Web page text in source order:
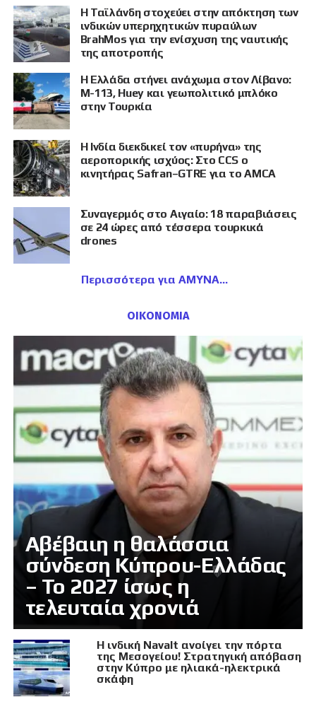
Η Ταϊλάνδη στοχεύει στην απόκτηση των
ινδικών υπερηχητικών πυραύλων
BrahMos για την ενίσχυση της ναυτικής
της αποτροπής
Η Ελλάδα στήνει ανάχωμα στον Λίβανο:
M-113, Huey και γεωπολιτικό μπλόκο
στην Τουρκία
Η Ινδία διεκδικεί τον «πυρήνα» της
αεροπορικής ισχύος: Στο CCS ο
κινητήρας Safran–GTRE για το AMCA
Συναγερμός στο Αιγαίο: 18 παραβιάσεις
σε 24 ώρες από τέσσερα τουρκικά
drones
Περισσότερα για ΑΜΥΝΑ
ΟΙΚΟΝΟΜΙΑ
Αβέβαιη η θαλάσσια
σύνδεση Κύπρου-Ελλάδας
– Το 2027 ίσως η
τελευταία χρονιά
Η ινδική Navalt ανοίγει την πόρτα
της Μεσογείου! Στρατηγική απόβαση
στην Κύπρο με ηλιακά-ηλεκτρικά
σκάφη